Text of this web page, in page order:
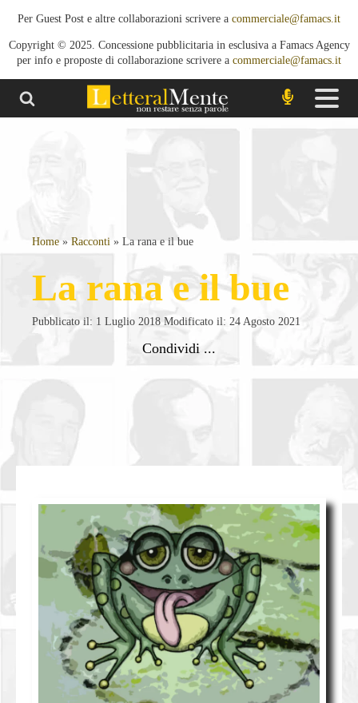
Per Guest Post e altre collaborazioni scrivere a commerciale@famacs.it
Copyright © 2025. Concessione pubblicitaria in esclusiva a Famacs Agency
per info e proposte di collaborazione scrivere a commerciale@famacs.it
Home » Racconti » La rana e il bue
La rana e il bue
Pubblicato il: 1 Luglio 2018 Modificato il: 24 Agosto 2021
Condividi ...